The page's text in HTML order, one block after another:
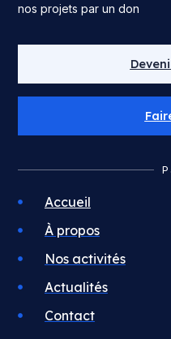
nos projets par un don
Accueil
À propos
Nos activités
Actualités
Contact